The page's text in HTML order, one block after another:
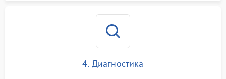
4. Диагностика